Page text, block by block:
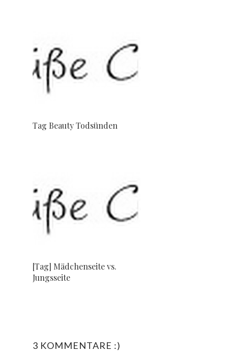
Tag Beauty Todsünden
[Tag] Mädchenseite vs.
Jungsseite
3 KOMMENTARE :)